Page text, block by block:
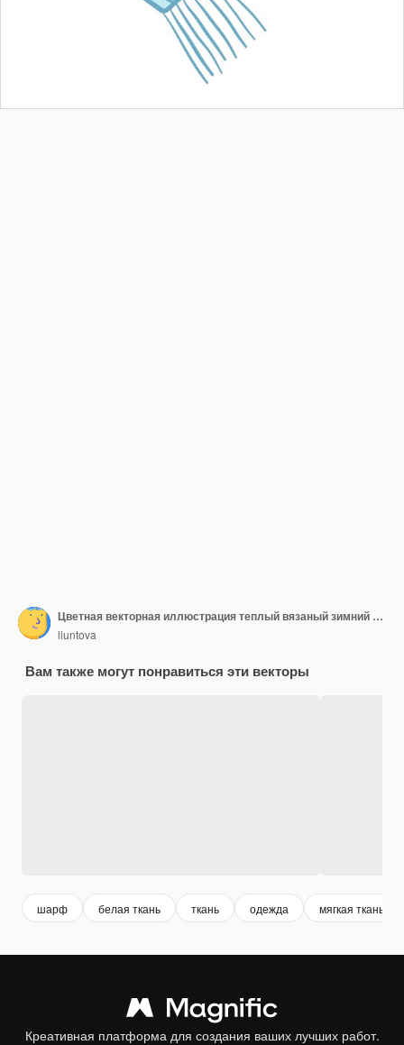
Цветная векторная иллюстрация теплый вязаный зимний шарф с полосками и бахромой
liuntova
Вам также могут понравиться эти векторы
шарф белая ткань ткань одежда мягкая ткань
Креативная платформа для создания ваших лучших работ.